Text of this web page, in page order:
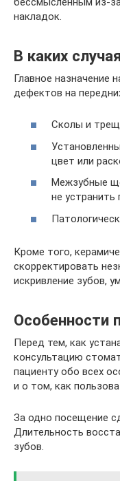
накладок.
В каких
Главное назначение
дефектов на
Сколы и
цвет или
Межзубные
не устранить
Кроме того,
скорректировать
искривление зубов,
Особенности
Перед тем, как
консультацию
пациенту обо всех
и о том, как
За одно посещение
Длительность
зубов.